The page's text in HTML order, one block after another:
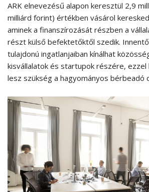
ARK elnevezésű alapon keresztül 2,9
milliárd forint) értékben vásárol
aminek a finanszírozását részben a
részt külső befektetőktől szedik.
tulajdonú ingatlanjaiban kínálhat
kisvállalatok és startupok részére, ezzel
lesz szükség a hagyományos bérbeadó